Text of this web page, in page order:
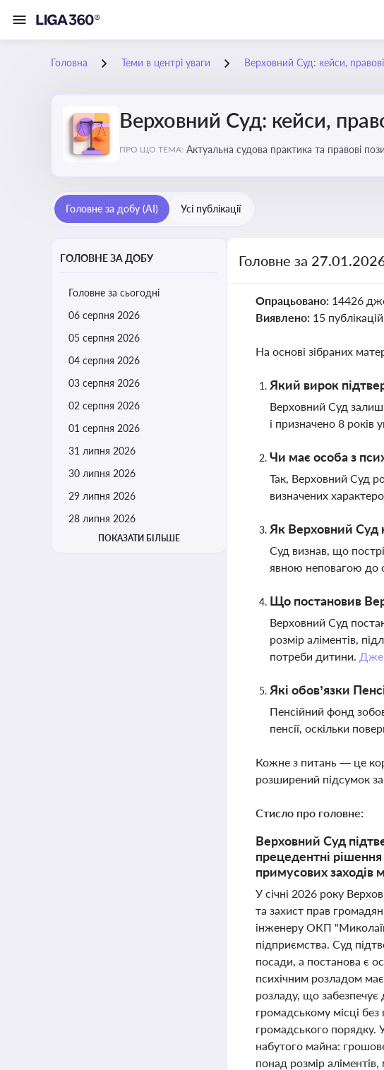
Головна Теми в центрі уваги Верховний Суд: кейси, правові
Верховний Суд: кейси,
ПРО ЩО ТЕМА: Актуальна судова практика та правові
Головне за добу (AI) Усі публікації
ГОЛОВНЕ ЗА ДОБУ
Головне за сьогодні
06 серпня 2026
05 серпня 2026
04 серпня 2026
03 серпня 2026
02 серпня 2026
01 серпня 2026
31 липня 2026
30 липня 2026
29 липня 2026
28 липня 2026
ПОКАЗАТИ БІЛЬШЕ
Головне за
Опрацьовано: 14426
Виявлено: 15
На основі зібраних
Який вирок
Верховний Суд
і призначено 8 років
Чи має особа з
Так, Верховний Суд
визначених
Як Верховний Суд
Суд визнав, що
явною неповагою до
Що постановив
Верховний Суд
розмір аліментів,
потреби дитини.
Які обов’язки
Пенсійний фонд
пенсії, оскільки
Кожне з питань — це
розширений підсумок
Стисло про головне:
Верховний Суд
прецедентні
примусових заходів
У січні 2026 року
та захист прав
інженеру ОКП
підприємства. Суд
посади, а постанова є
психічним розладом
розладу, що забезпечує
громадському місці
громадського порядку.
набутого майна:
понад розмір